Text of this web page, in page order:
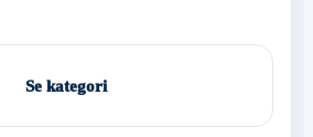
Se kategori